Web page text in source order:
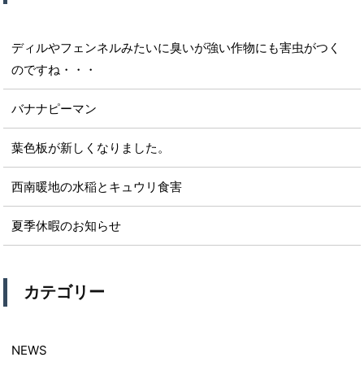
ディルやフェンネルみたいに臭いが強い作物にも害虫がつく
のですね・・・
バナナピーマン
葉色板が新しくなりました。
西南暖地の水稲とキュウリ食害
夏季休暇のお知らせ
カテゴリー
NEWS